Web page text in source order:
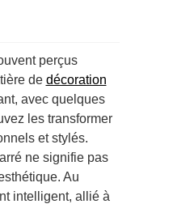
perçus
de décoration
avec quelques
les transformer
et stylés.
ne signifie pas
Au
intelligent, allié à